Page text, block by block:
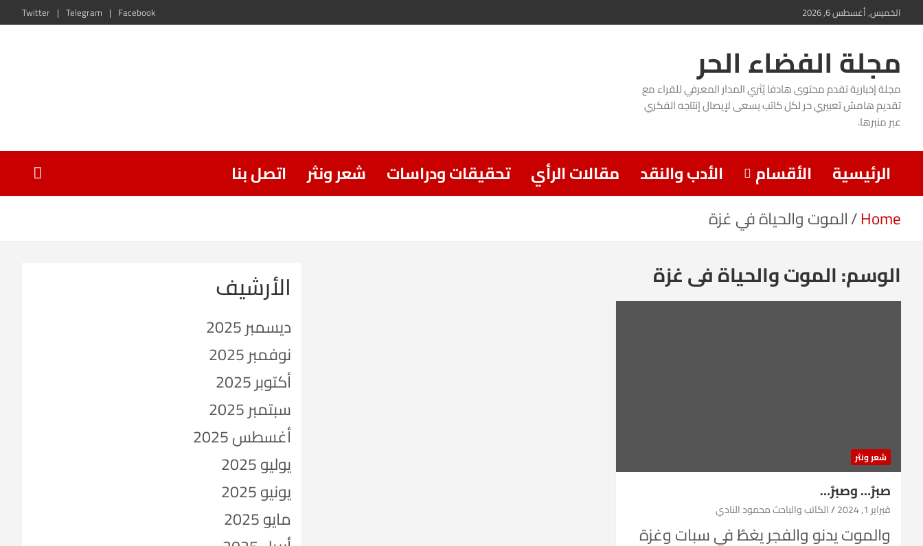
Skip
content
الخميس, أغسطس 6, 2026 Facebook
Telegram
Twitter
مجلة الفضاء الحر
مجلة إخبارية تقدم محتوى هادفا يُثري المدار المعرفي للقراء مع
تقديم هامش تعبيري حر لكل كاتب يسعى لإيصال إنتاجه الفكري
عبر منبرها.
الرئيسية الأقسام الأدب والنقد مقالات الرأي تحقيقات ودراسات شعر ونثر
اتصل بنا
Home الموت والحياة في غزة
الوسم:الموت والحياة في غزة
شعر ونثر
صبرٌ… وصبرٌ…
فبراير 1, 2024 الكاتب والباحث محمود النادي
والموت يدنو والفجر يغطُ في سبات وغزة
الأرشيف
ديسمبر 2025
نوفمبر 2025
أكتوبر 2025
سبتمبر 2025
أغسطس 2025
يوليو 2025
يونيو 2025
مايو 2025